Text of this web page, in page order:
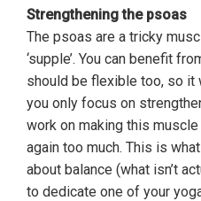
Strengthening the psoas
The psoas are a tricky
‘supple’. You can benefit
should be flexible too, so it
you only focus on
work on making this
again too much. This is
about balance (what isn’t
to dedicate one of your